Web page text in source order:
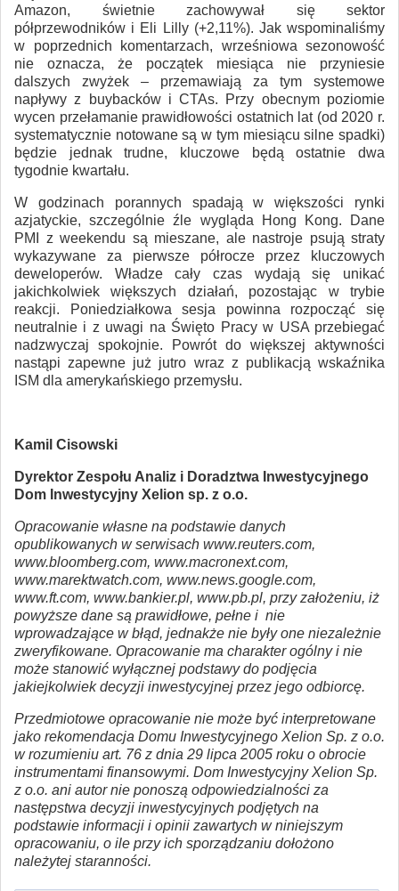
Amazon, świetnie zachowywał się sektor
półprzewodników i Eli Lilly (+2,11%). Jak wspominaliśmy
w poprzednich komentarzach, wrześniowa sezonowość
nie oznacza, że początek miesiąca nie przyniesie
dalszych zwyżek – przemawiają za tym systemowe
napływy z buybacków i CTAs. Przy obecnym poziomie
wycen przełamanie prawidłowości ostatnich lat (od 2020 r.
systematycznie notowane są w tym miesiącu silne spadki)
będzie jednak trudne, kluczowe będą ostatnie dwa
tygodnie kwartału.
W godzinach porannych spadają w większości rynki
azjatyckie, szczególnie źle wygląda Hong Kong. Dane
PMI z weekendu są mieszane, ale nastroje psują straty
wykazywane za pierwsze półrocze przez kluczowych
deweloperów. Władze cały czas wydają się unikać
jakichkolwiek większych działań, pozostając w trybie
reakcji. Poniedziałkowa sesja powinna rozpocząć się
neutralnie i z uwagi na Święto Pracy w USA przebiegać
nadzwyczaj spokojnie. Powrót do większej aktywności
nastąpi zapewne już jutro wraz z publikacją wskaźnika
ISM dla amerykańskiego przemysłu.
Kamil Cisowski
Dyrektor Zespołu Analiz i Doradztwa Inwestycyjnego
Dom Inwestycyjny Xelion sp. z o.o.
Opracowanie własne na podstawie danych
opublikowanych w serwisach www.reuters.com,
www.bloomberg.com, www.macronext.com,
www.marektwatch.com, www.news.google.com,
www.ft.com, www.bankier.pl, www.pb.pl, przy założeniu, iż
powyższe dane są prawidłowe, pełne i nie
wprowadzające w błąd, jednakże nie były one niezależnie
zweryfikowane. Opracowanie ma charakter ogólny i nie
może stanowić wyłącznej podstawy do podjęcia
jakiejkolwiek decyzji inwestycyjnej przez jego odbiorcę.
Przedmiotowe opracowanie nie może być interpretowane
jako rekomendacja Domu Inwestycyjnego Xelion Sp. z o.o.
w rozumieniu art. 76 z dnia 29 lipca 2005 roku o obrocie
instrumentami finansowymi. Dom Inwestycyjny Xelion Sp.
z o.o. ani autor nie ponoszą odpowiedzialności za
następstwa decyzji inwestycyjnych podjętych na
podstawie informacji i opinii zawartych w niniejszym
opracowaniu, o ile przy ich sporządzaniu dołożono
należytej staranności.